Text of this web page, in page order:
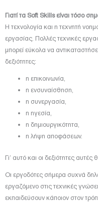
Γιατί τα Soft Skills είναι τόσο
Η τεχνολογία και η τεχνητή
εργασίας. Πολλές τεχνικές
μπορεί εύκολα να
δεξιότητες:
η επικοινωνία,
η ενσυναίσθηση,
η συνεργασία,
η ηγεσία,
η δημιουργικότητα,
η λήψη αποφάσεων.
Γι’ αυτό και οι δεξιότητες
Οι εργοδότες σήμερα συχνά
εργαζόμενο στις τεχνικές
εκπαιδεύσουν κάποιον στον